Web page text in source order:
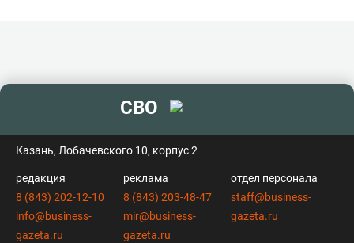
СВО
Казань, Лобачевского 10, корпус 2
редакция
8 (843) 202-12-10
info@business-
gazeta.ru
реклама
8 (843) 203-48-47
mir@business-
gazeta.ru
отдел персонала
staff@business-
gazeta.ru